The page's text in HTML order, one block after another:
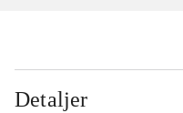
Detaljer